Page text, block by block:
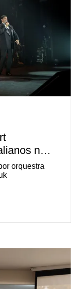
no
orquestra